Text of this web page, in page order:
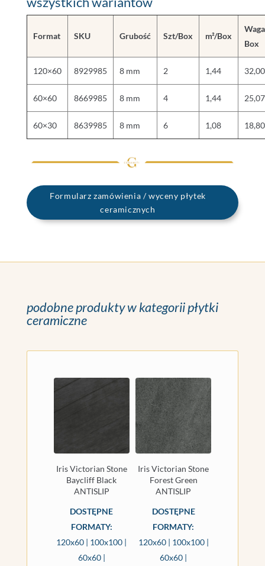
Format SKU Grubość Szt/Box m²/Box
Waga
Box
120×60 8929985 8 mm 2 1,44 32,00
60×60 8669985 8 mm 4 1,44 25,07
60×30 8639985 8 mm 6 1,08 18,80
Formularz zamówienia / wyceny płytek
ceramicznych
podobne produkty w kategorii płytki
ceramiczne
Iris Victorian Stone
Baycliff Black
ANTISLIP
DOSTĘPNE
FORMATY:
120x60 | 100x100 |
60x60 |
Iris Victorian Stone
Forest Green
ANTISLIP
DOSTĘPNE
FORMATY:
120x60 | 100x100 |
60x60 |